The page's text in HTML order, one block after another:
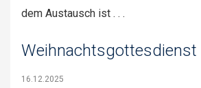
dem Austausch ist . . .
Weihnachtsgottesdienst
16.12.2025